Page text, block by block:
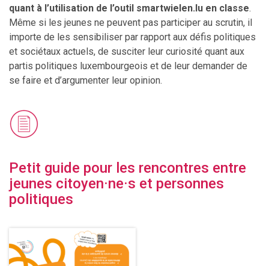
quant à l’utilisation de l’outil smartwielen.lu en classe.
Même si les jeunes ne peuvent pas participer au scrutin, il
importe de les sensibiliser par rapport aux défis politiques
et sociétaux actuels, de susciter leur curiosité quant aux
partis politiques luxembourgeois et de leur demander de
se faire et d’argumenter leur opinion.
Petit guide pour les rencontres entre
jeunes citoyen·ne·s et personnes
politiques